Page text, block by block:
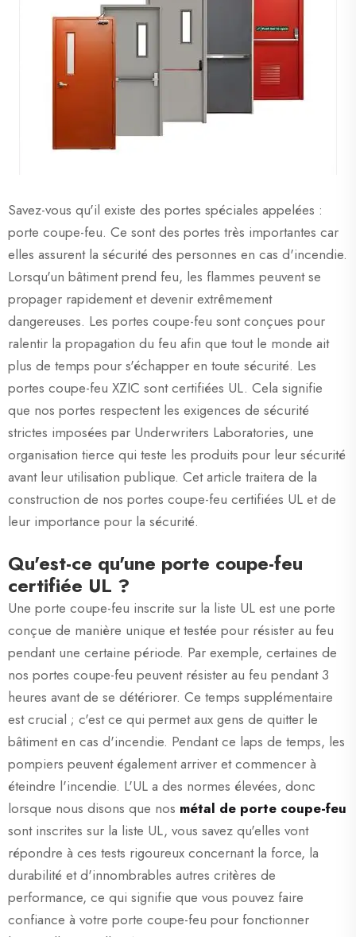
Savez-vous qu'il existe des portes spéciales appelées :
porte coupe-feu. Ce sont des portes très importantes car
elles assurent la sécurité des personnes en cas d'incendie.
Lorsqu'un bâtiment prend feu, les flammes peuvent se
propager rapidement et devenir extrêmement
dangereuses. Les portes coupe-feu sont conçues pour
ralentir la propagation du feu afin que tout le monde ait
plus de temps pour s'échapper en toute sécurité. Les
portes coupe-feu XZIC sont certifiées UL. Cela signifie
que nos portes respectent les exigences de sécurité
strictes imposées par Underwriters Laboratories, une
organisation tierce qui teste les produits pour leur sécurité
avant leur utilisation publique. Cet article traitera de la
construction de nos portes coupe-feu certifiées UL et de
leur importance pour la sécurité.
Qu'est-ce qu'une porte coupe-feu
certifiée UL ?
Une porte coupe-feu inscrite sur la liste UL est une porte
conçue de manière unique et testée pour résister au feu
pendant une certaine période. Par exemple, certaines de
nos portes coupe-feu peuvent résister au feu pendant 3
heures avant de se détériorer. Ce temps supplémentaire
est crucial ; c'est ce qui permet aux gens de quitter le
bâtiment en cas d'incendie. Pendant ce laps de temps, les
pompiers peuvent également arriver et commencer à
éteindre l'incendie. L'UL a des normes élevées, donc
lorsque nous disons que nos métal de porte coupe-feu
sont inscrites sur la liste UL, vous savez qu'elles vont
répondre à ces tests rigoureux concernant la force, la
durabilité et d'innombrables autres critères de
performance, ce qui signifie que vous pouvez faire
confiance à votre porte coupe-feu pour fonctionner